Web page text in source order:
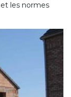
les normes